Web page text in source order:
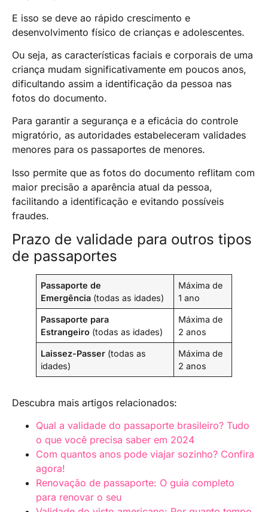
E isso se deve ao rápido crescimento e
desenvolvimento físico de crianças e adolescentes.
Ou seja, as características faciais e corporais de uma
criança mudam significativamente em poucos anos,
dificultando assim a identificação da pessoa nas
fotos do documento.
Para garantir a segurança e a eficácia do controle
migratório, as autoridades estabeleceram validades
menores para os passaportes de menores.
Isso permite que as fotos do documento reflitam com
maior precisão a aparência atual da pessoa,
facilitando a identificação e evitando possíveis
fraudes.
Prazo de validade para outros tipos
de passaportes
Passaporte de
Emergência (todas as idades)
Máxima de
1 ano
Passaporte para
Estrangeiro (todas as idades)
Máxima de
2 anos
Laissez-Passer (todas as
idades)
Máxima de
2 anos
Descubra mais artigos relacionados:
Qual a validade do passaporte brasileiro? Tudo
o que você precisa saber em 2024
Com quantos anos pode viajar sozinho? Confira
agora!
Renovação de passaporte: O guia completo
para renovar o seu